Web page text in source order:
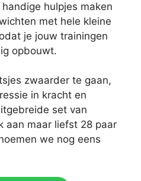
hulpjes maken
met hele kleine
je jouw trainingen
opbouwt.
zwaarder te gaan,
in kracht en
set van
aan maar liefst 28 paar
we nog eens